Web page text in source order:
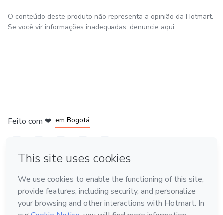
O conteúdo deste produto não representa a opinião da Hotmart.
Se você vir informações inadequadas, denuncie aqui
Feito com ❤ em Bogotá
Conheça a Hotmart
Idioma